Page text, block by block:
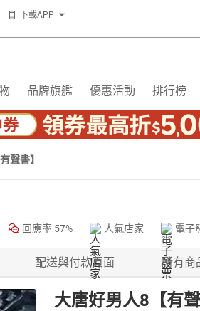
下載APP
品牌旗艦 優惠活動 排行榜
聲書】
回應率 57% 人氣店家 電子
配送與付款頁面 所有商
大唐好男人8【有聲